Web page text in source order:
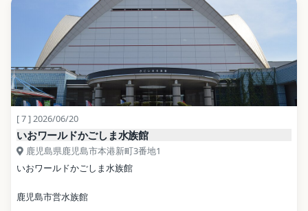
[ 7 ] 2026/06/20
いおワールドかごしま水族館
鹿児島県鹿児島市本港新町3番地1
いおワールドかごしま水族館
鹿児島市営水族館